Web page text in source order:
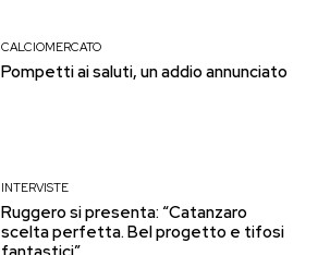
CALCIOMERCATO
Pompetti ai saluti, un addio annunciato
INTERVISTE
Ruggero si presenta: “Catanzaro
scelta perfetta. Bel progetto e tifosi